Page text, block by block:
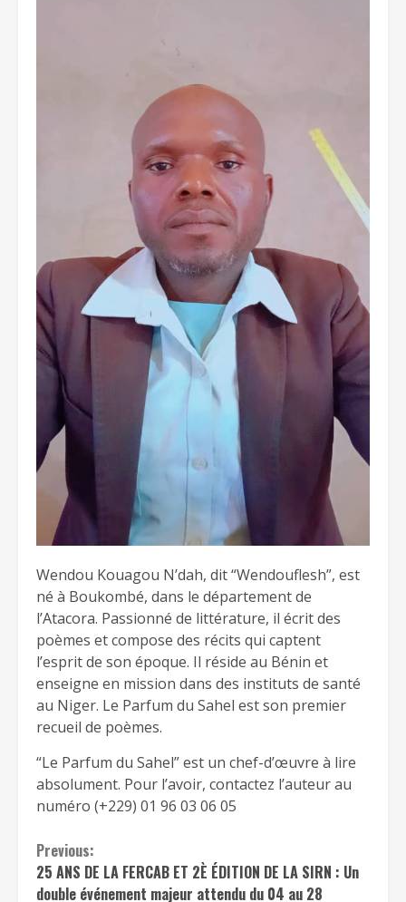
Wendou Kouagou N’dah, dit “Wendouflesh”, est
né à Boukombé, dans le département de
l’Atacora. Passionné de littérature, il écrit des
poèmes et compose des récits qui captent
l’esprit de son époque. Il réside au Bénin et
enseigne en mission dans des instituts de santé
au Niger. Le Parfum du Sahel est son premier
recueil de poèmes.
“Le Parfum du Sahel” est un chef-d’œuvre à lire
absolument. Pour l’avoir, contactez l’auteur au
numéro (+229) 01 96 03 06 05
Continue
Reading
Previous:
25 ANS DE LA FERCAB ET 2È ÉDITION DE LA SIRN : Un
double événement majeur attendu du 04 au 28